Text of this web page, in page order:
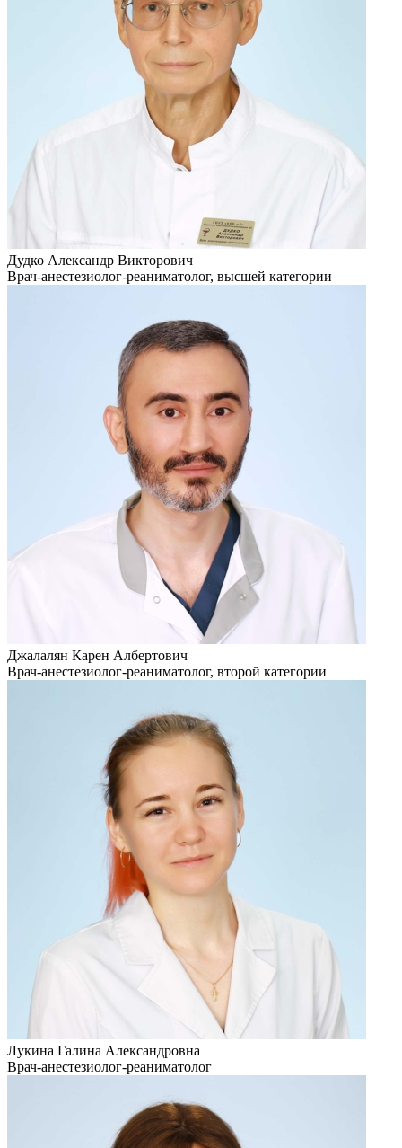
Дудко Александр Викторович
Врач-анестезиолог-реаниматолог, высшей категории
Джалалян Карен Албертович
Врач-анестезиолог-реаниматолог, второй категории
Лукина Галина Александровна
Врач-анестезиолог-реаниматолог